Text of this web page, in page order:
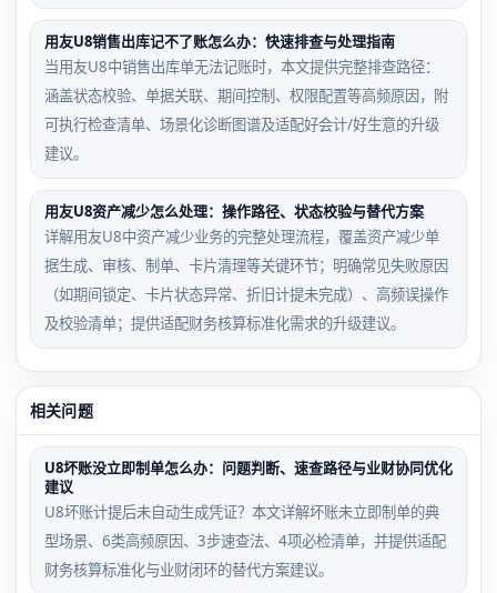
用友U8销售出库记不了账怎么办：快速排查与处理指南
当用友U8中销售出库单无法记账时，本文提供完整排查路径：
涵盖状态校验、单据关联、期间控制、权限配置等高频原因，附
可执行检查清单、场景化诊断图谱及适配好会计/好生意的升级
建议。
用友U8资产减少怎么处理：操作路径、状态校验与替代方案
详解用友U8中资产减少业务的完整处理流程，覆盖资产减少单
据生成、审核、制单、卡片清理等关键环节；明确常见失败原因
（如期间锁定、卡片状态异常、折旧计提未完成）、高频误操作
及校验清单；提供适配财务核算标准化需求的升级建议。
相关问题
U8坏账没立即制单怎么办：问题判断、速查路径与业财协同优化
建议
U8坏账计提后未自动生成凭证？本文详解坏账未立即制单的典
型场景、6类高频原因、3步速查法、4项必检清单，并提供适配
财务核算标准化与业财闭环的替代方案建议。